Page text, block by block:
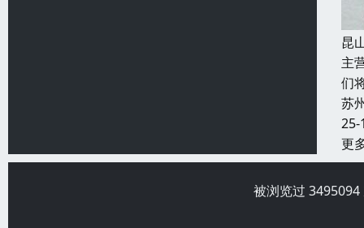
昆
主
们
苏
25-
更
被浏览过